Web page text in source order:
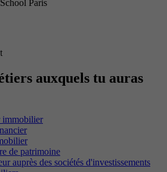
Paris
auxquels tu auras
immobilier
de patrimoine
auprès des sociétés d'investissements